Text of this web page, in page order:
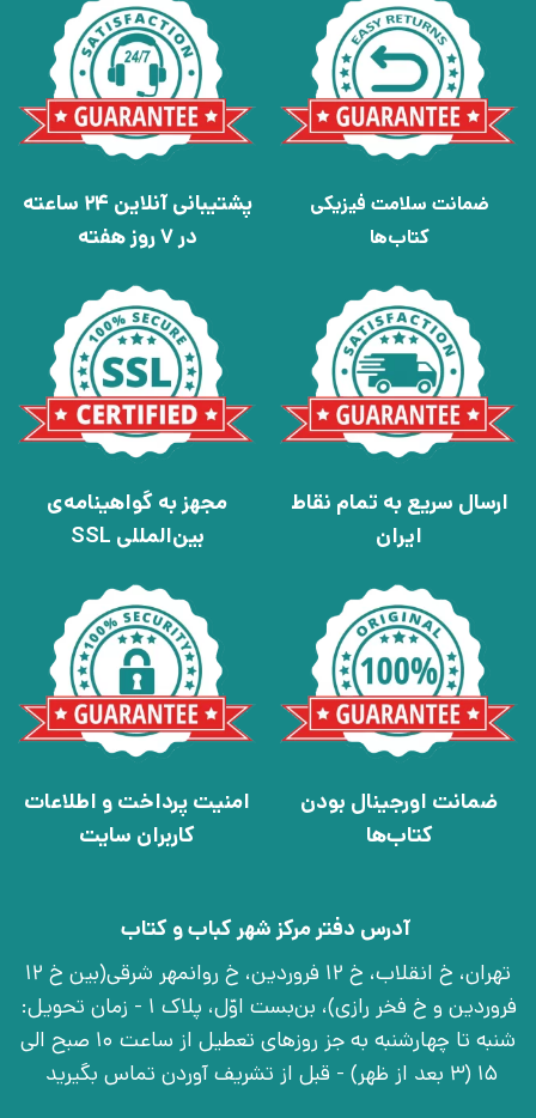
ضمانت سلامت فیزیکی
کتاب‌ها
پشتیبانی آنلاین 24 ساعته
در 7 روز هفته
ارسال سریع به تمام نقاط
ایران
مجهز به گواهینامه‌ی
بین‌المللی SSL
ضمانت اورجینال بودن
کتاب‌ها
امنیت پرداخت و اطلاعات
کاربران سایت
آدرس دفتر مرکز شهر کباب و کتاب
تهران، خ انقلاب، خ 12 فروردین، خ روانمهر شرقی(بین خ 12
فروردین و خ فخر رازی)، بن‌بست اوّل، پلاک 1 - زمان تحویل:
شنبه تا چهارشنبه به جز روزهای تعطیل از ساعت 10 صبح الی
15 (3 بعد از ظهر) - قبل از تشریف آوردن تماس بگیرید